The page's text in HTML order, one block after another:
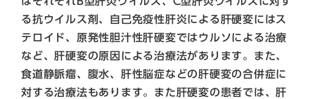
る抗ウイルス剤、自己免疫性肝炎による肝硬変にはス
テロイド、原発性胆汁性肝硬変ではウルソによる治療
など、肝硬変の原因による治療法があります。また、
食道静脈瘤、腹水、肝性脳症などの肝硬変の合併症に
対する治療法もあります。また肝硬変の患者では、肝